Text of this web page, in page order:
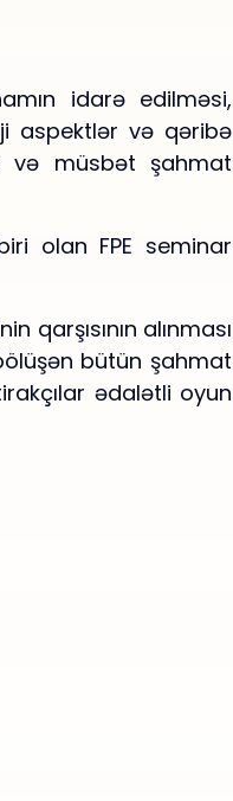
idarə edilməsi,
aspektlər və qəribə
və müsbət şahmat
olan FPE seminar
alınması
bütün şahmat
ədalətli oyun